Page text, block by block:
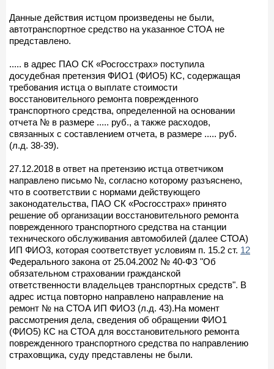
Данные действия истцом произведены не были,
автотранспортное средство на указанное СТОА не
представлено.
..... в адрес ПАО СК «Росгосстрах» поступила
досудебная претензия ФИО1 (ФИО5) КС, содержащая
требования истца о выплате стоимости
восстановительного ремонта поврежденного
транспортного средства, определенной на основании
отчета № в размере ..... руб., а также расходов,
связанных с составлением отчета, в размере ..... руб.
(л.д. 38-39).
27.12.2018 в ответ на претензию истца ответчиком
направлено письмо №, согласно которому разъяснено,
что в соответствии с нормами действующего
законодательства, ПАО СК «Росгосстрах» принято
решение об организации восстановительного ремонта
поврежденного транспортного средства на станции
технического обслуживания автомобилей (далее СТОА)
ИП ФИО3, которая соответствует условиям п. 15.2 ст. 12
Федерального закона от 25.04.2002 № 40-ФЗ "Об
обязательном страховании гражданской
ответственности владельцев транспортных средств". В
адрес истца повторно направлено направление на
ремонт № на СТОА ИП ФИО3 (л.д. 43).На момент
рассмотрения дела, сведения об обращении ФИО1
(ФИО5) КС на СТОА для восстановительного ремонта
поврежденного транспортного средства по направлению
страховщика, суду представлены не были.